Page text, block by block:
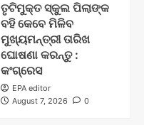
ତୃଟିମୁକ୍ତ ସ୍କୁଲ ପିଲାଙ୍କ
ବହି କେବେ ମିଳିବ
ମୁଖ୍ୟମନ୍ତ୍ରୀ ତାରିଖ
ଘୋଷଣା କରନ୍ତୁ :
କଂଗ୍ରେସ
EPA editor
August 7, 2026
0